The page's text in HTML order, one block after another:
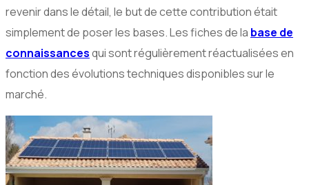
revenir dans le détail, le but de cette contribution était
simplement de poser les bases. Les fiches de la base de
connaissancesqui sont régulièrement réactualisées en
fonction des évolutions techniques disponibles sur le
marché.